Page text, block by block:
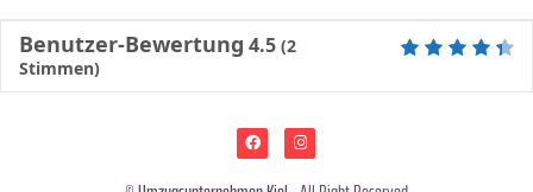
Benutzer-Bewertung 4.5 (2
Stimmen)